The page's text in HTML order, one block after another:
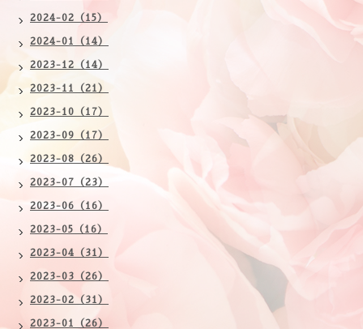
2024-02（15）
2024-01（14）
2023-12（14）
2023-11（21）
2023-10（17）
2023-09（17）
2023-08（26）
2023-07（23）
2023-06（16）
2023-05（16）
2023-04（31）
2023-03（26）
2023-02（31）
2023-01（26）